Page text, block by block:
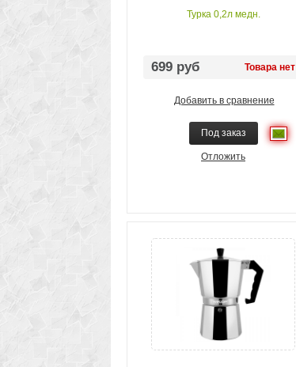
Турка 0,2л медн.
699 руб Товара нет
Добавить в сравнение
Под заказ
Отложить